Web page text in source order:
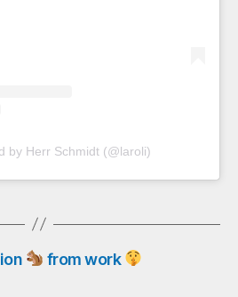
by Herr Schmidt (@laroli)
from work